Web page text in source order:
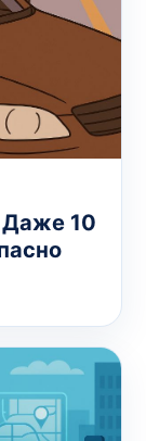
Даже 10